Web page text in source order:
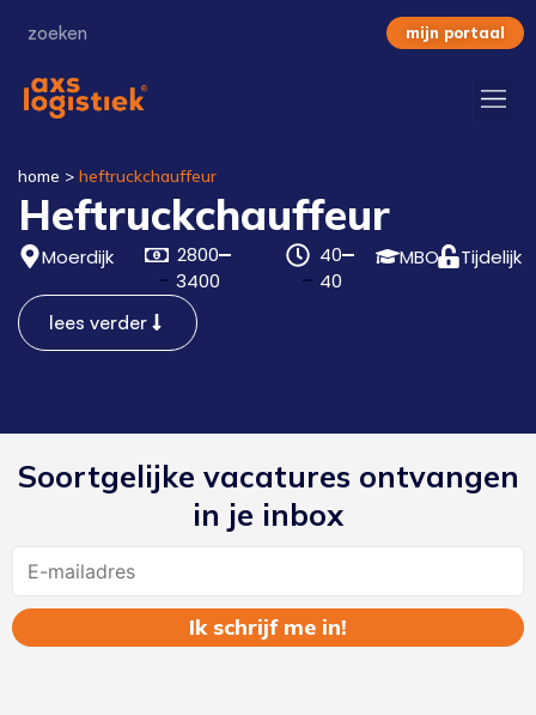
mijn portaal
home > heftruckchauffeur
Heftruckchauffeur
Moerdijk
2800
3400
40
40
MBO Tijdelijk
lees verder
Soortgelijke vacatures ontvangen
in je inbox